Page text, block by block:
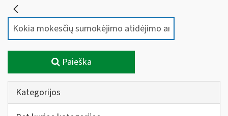
Paieška
Kategorijos